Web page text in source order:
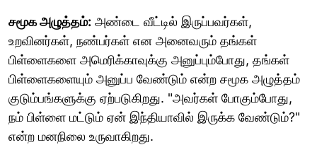
சமூக அழுத்தம்: அண்டை வீட்டில் இருப்பவர்கள்,
உறவினர்கள், நண்பர்கள் என அனைவரும் தங்கள்
பிள்ளைகளை அமெரிக்காவுக்கு அனுப்பும்போது, தங்கள்
பிள்ளைகளையும் அனுப்ப வேண்டும் என்ற சமூக அழுத்தம்
குடும்பங்களுக்கு ஏற்படுகிறது. "அவர்கள் போகும்போது,
நம் பிள்ளை மட்டும் ஏன் இந்தியாவில் இருக்க வேண்டும்?"
என்ற மனநிலை உருவாகிறது.